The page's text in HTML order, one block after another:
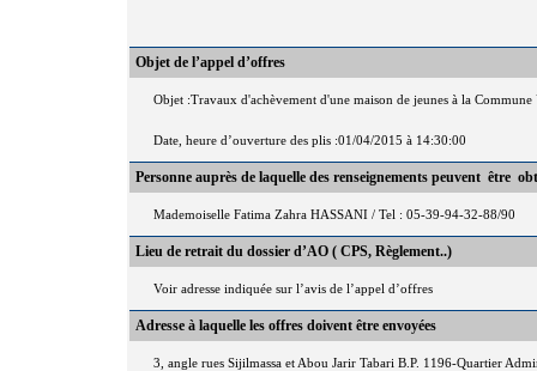
Objet de l’appel d’offres
Objet :Travaux d'achèvement d'une maison de jeunes à la
Date, heure d’ouverture des plis :01/04/2015 à 14:30:00
Personne auprès de laquelle des renseignements peuvent être
Mademoiselle Fatima Zahra HASSANI / Tel : 05-39-94-32-88/90
Lieu de retrait du dossier d’AO ( CPS, Règlement..)
Voir adresse indiquée sur l’avis de l’appel d’offres
Adresse à laquelle les offres doivent être envoyées
3, angle rues Sijilmassa et Abou Jarir Tabari B.P. 1196-Quartier